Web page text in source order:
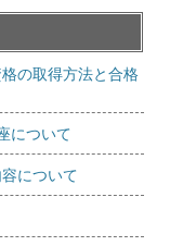
の取得方法と合格
について
について